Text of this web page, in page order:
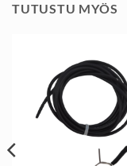
TUTUSTU MYÖS